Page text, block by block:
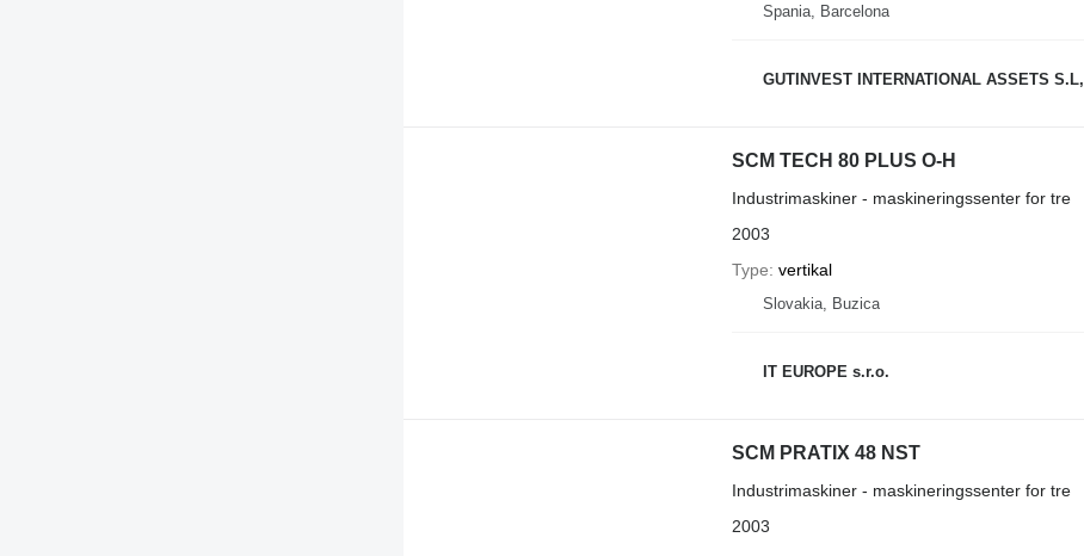
Spania, Barcelona
GUTINVEST INTERNATIONAL ASSETS S.L,
SCM TECH 80 PLUS O-H
Industrimaskiner - maskineringssenter for tre
2003
Type vertikal
Slovakia, Buzica
IT EUROPE s.r.o.
SCM PRATIX 48 NST
Industrimaskiner - maskineringssenter for tre
2003